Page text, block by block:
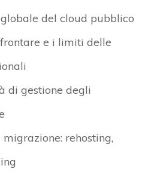
del cloud pubblico
e i limiti delle
di gestione degli
rehosting,